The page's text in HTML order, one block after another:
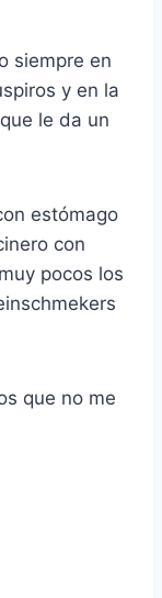
siempre en
y en la
le da un
estómago
con
pocos los
que no me